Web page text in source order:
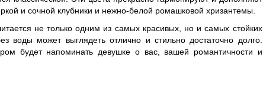
и сочной клубники и нежно-белой ромашковой хризантемы.
не только одним из самых красивых, но и самых стойких
воды может выглядеть отлично и стильно достаточно долго.
будет напоминать девушке о вас, вашей романтичности и